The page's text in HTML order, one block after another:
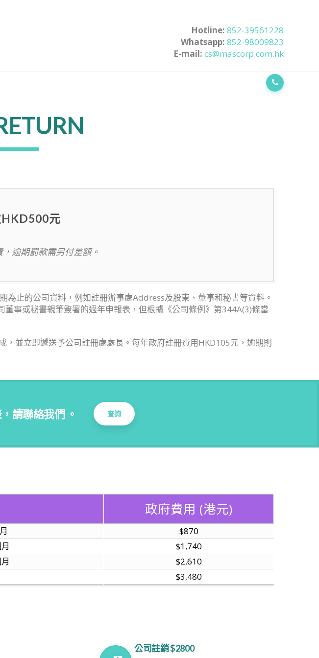
Hotline: 852-39561228
Whatsapp: 852-98009823
E-mail: cs@mascorp.com.hk
元
逾期罰款需另付差額。
止的公司資料，例如註冊辦事處Address及股東、董事和秘書等資料。
事或秘書親筆簽署的週年申報表，但根據《公司條例》第344A(3)條當
並立即遞送予公司註冊處處長。每年政府註冊費用HKD105元，逾期則
請聯絡我們 。 查詢
政府費用 (港元)
$870
$1,740
$2,610
$3,480
公司註銷 $2800